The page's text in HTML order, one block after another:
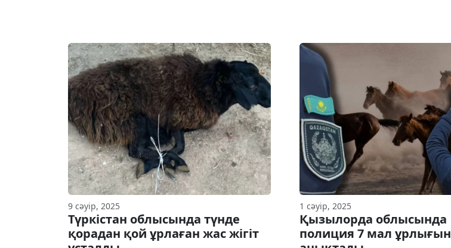
9 сәуір, 2025
Түркістан облысында түнде
қорадан қой ұрлаған жас жігіт
1 сәуір, 2025
Қызылорда облысында
полиция 7 мал ұрлығын